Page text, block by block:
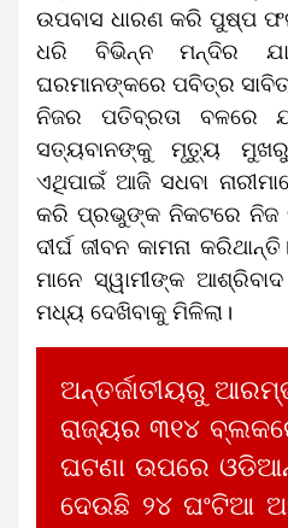
ଉପବାସ ଧାରଣ କରି ପୁଷ୍ପ
ଧରି ବିଭିନ୍ନ ମନ୍ଦିର
ଘରମାନଙ୍କରେ ପବିତ୍ର
ନିଜର ପତିବ୍ରତା ବଳରେ
ସତ୍ୟବାନଙ୍କୁ ମୃତ୍ୟୁ
ଏଥିପାଇଁ ଆଜି ସଧବା
କରି ପ୍ରଭୁଙ୍କ ନିକଟରେ ନିଜ
ଦୀର୍ଘ ଜୀବନ କାମନା
ମାନେ ସ୍ୱାମୀଙ୍କ
ମଧ୍ୟ ଦେଖିବାକୁ ମିଳିଲା।
ଅନ୍ତର୍ଜାତୀୟରୁ
ରାଜ୍ୟର ୩୧୪
ଘଟଣା ଉପରେ
ଦେଉଛି ୨୪ ଘଂଟିଆ